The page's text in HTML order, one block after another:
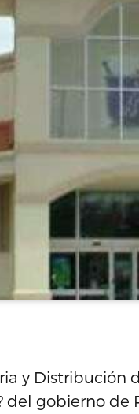
y Distribución
del gobierno de